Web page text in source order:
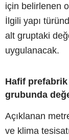
için belirlenen
İlgili yapı
alt gruptaki
uygulanacak.
Hafif prefabrik
grubunda
Açıklanan
ve klima